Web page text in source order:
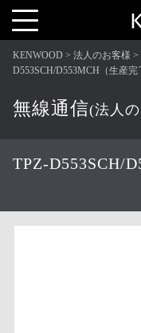
T
o
l
e
v
i
i
o
KENWOOD 法人のお客様
D553SCH/D553MCH（生産完
無線通信(法人
TPZ-D553SCH/